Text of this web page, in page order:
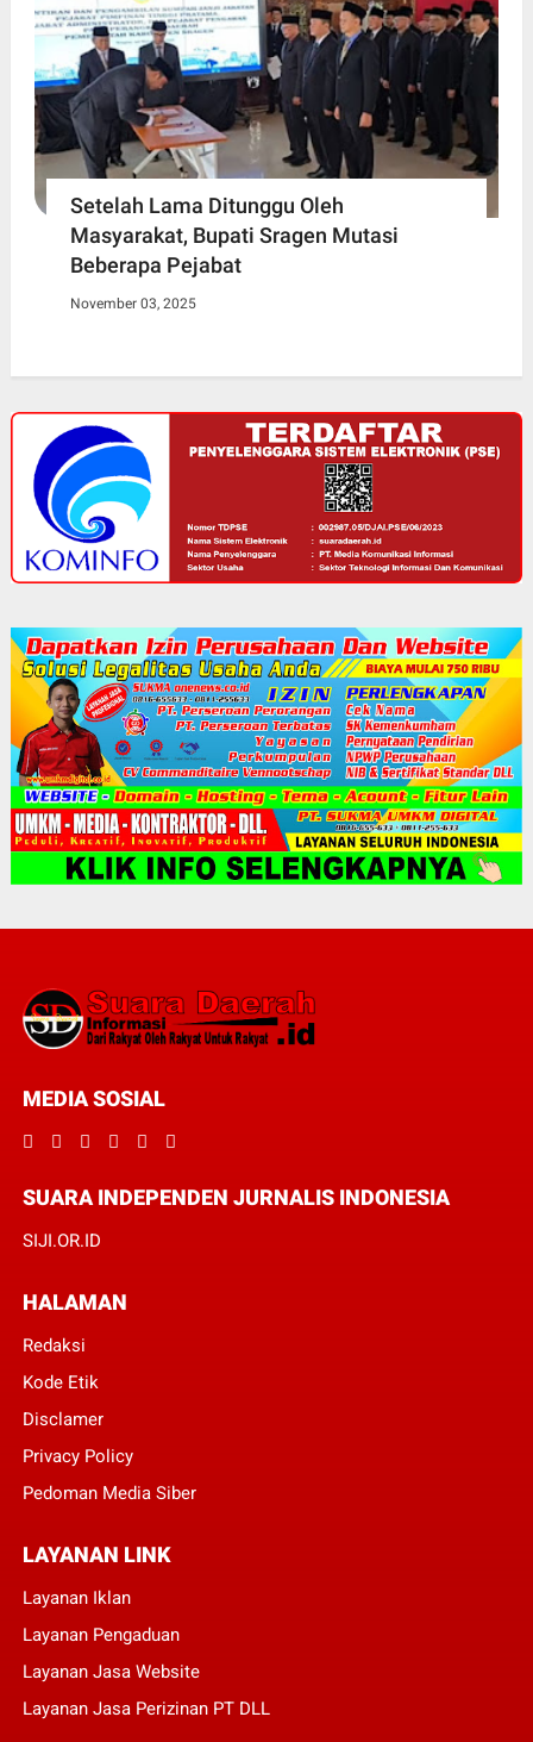
Setelah Lama Ditunggu Oleh
Masyarakat, Bupati Sragen Mutasi
Beberapa Pejabat
November 03, 2025
MEDIA SOSIAL
SUARA INDEPENDEN JURNALIS INDONESIA
SIJI.OR.ID
HALAMAN
Redaksi
Kode Etik
Disclamer
Privacy Policy
Pedoman Media Siber
LAYANAN LINK
Layanan Iklan
Layanan Pengaduan
Layanan Jasa Website
Layanan Jasa Perizinan PT DLL